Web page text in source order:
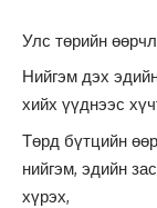
Улс төрийн
Нийгэм дэх
хийх үүднээс
Төрд бүтцийн
нийгэм, эдийн
хүрэх,